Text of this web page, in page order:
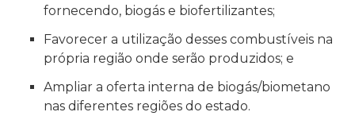
fornecendo, biogás e biofertilizantes;
Favorecer a utilização desses combustíveis na
própria região onde serão produzidos; e
Ampliar a oferta interna de biogás/biometano
nas diferentes regiões do estado.